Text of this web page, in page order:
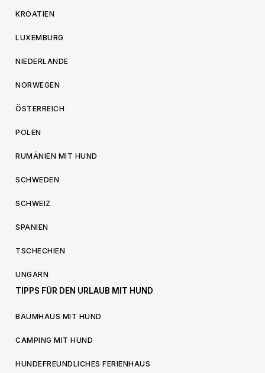
KROATIEN
LUXEMBURG
NIEDERLANDE
NORWEGEN
ÖSTERREICH
POLEN
RUMÄNIEN MIT HUND
SCHWEDEN
SCHWEIZ
SPANIEN
TSCHECHIEN
UNGARN
TIPPS FÜR DEN URLAUB MIT HUND
BAUMHAUS MIT HUND
CAMPING MIT HUND
HUNDEFREUNDLICHES FERIENHAUS